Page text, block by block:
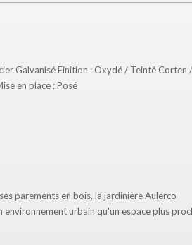
Galvanisé Finition : Oxydé / Teinté Corten /
en place : Posé
parements en bois, la jardinière Aulerco
environnement urbain qu'un espace plus